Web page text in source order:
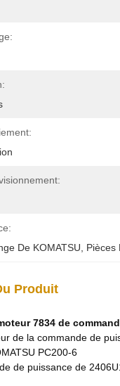
De KOMATSU
Pièces
Produit
7834 de
de la commande de
PC200-6
de puissance de